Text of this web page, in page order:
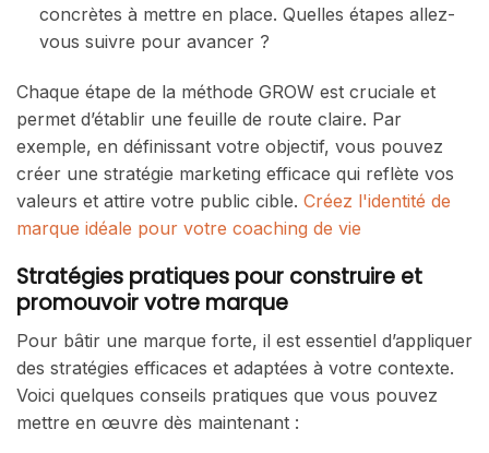
concrètes à mettre en place. Quelles étapes allez-
vous suivre pour avancer ?
Chaque étape de la méthode GROW est cruciale et
permet d’établir une feuille de route claire. Par
exemple, en définissant votre objectif, vous pouvez
créer une stratégie marketing efficace qui reflète vos
valeurs et attire votre public cible. Créez l'identité de
marque idéale pour votre coaching de vie
Stratégies pratiques pour construire et
promouvoir votre marque
Pour bâtir une marque forte, il est essentiel d’appliquer
des stratégies efficaces et adaptées à votre contexte.
Voici quelques conseils pratiques que vous pouvez
mettre en œuvre dès maintenant :